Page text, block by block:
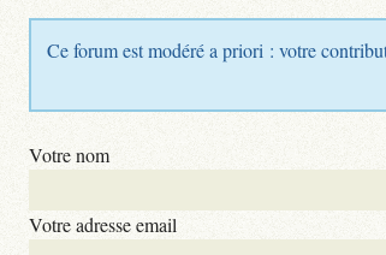
Ce forum est modéré a priori : votre
Votre nom
Votre adresse email